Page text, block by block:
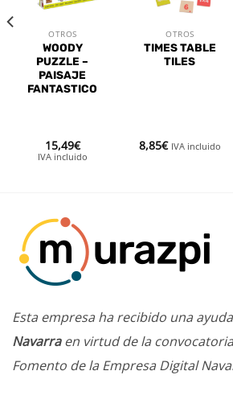
OTROS
WOODY
PUZZLE –
PAISAJE
FANTASTICO
15,49€
IVA incluido
OTROS
TIMES TABLE
TILES
8,85€ IVA incluido
Esta empresa ha recibido una
Navarraen virtud de la
Fomento de la Empresa Digital